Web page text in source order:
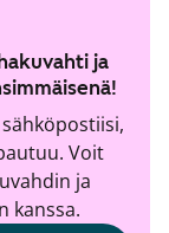
ja
Voit
ja
kanssa.